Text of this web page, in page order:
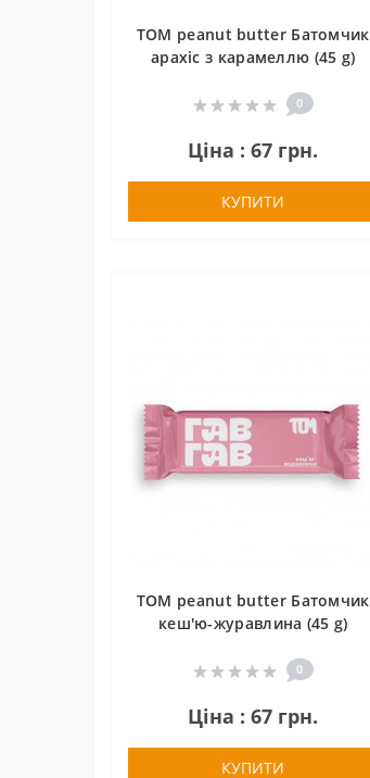
TOM peanut butter Батомчик
арахіс з карамеллю (45 g)
0
Ціна : 67 грн.
КУПИТИ
TOM peanut butter Батомчик
кеш'ю-журавлина (45 g)
0
Ціна : 67 грн.
КУПИТИ